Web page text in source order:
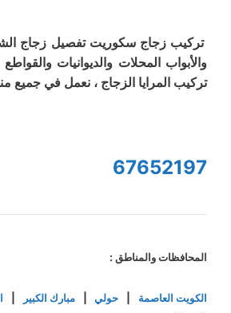
تركيب زجاج سكوريت تفصيل زجاج
والأبواب المحلات والديوانيات
تركيب المرايا الزجاج ، نعمل في جميع
67652197
المحافظات والمناطق :
الكويت العاصمة حولي|مبارك الكبير